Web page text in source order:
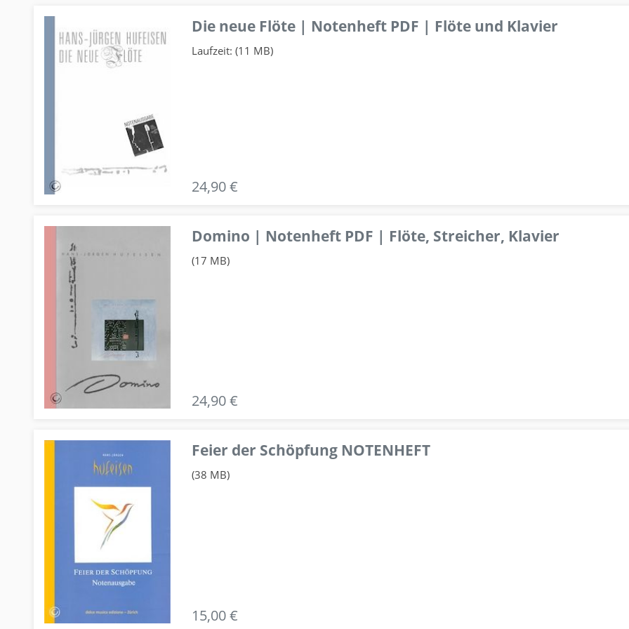
Die neue Flöte | Notenheft PDF | Flöte und Klavier
Laufzeit: (11 MB)
24,90 €
Domino | Notenheft PDF | Flöte, Streicher, Klavier
(17 MB)
24,90 €
Feier der Schöpfung NOTENHEFT
(38 MB)
15,00 €